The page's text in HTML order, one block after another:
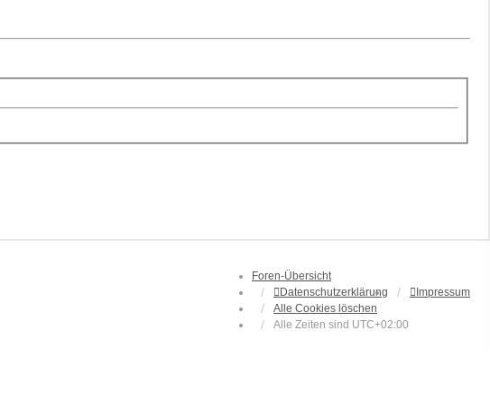
Foren-Übersicht
Datenschutzerklärung
Impressum
Alle Cookies löschen
Alle Zeiten sind UTC+02:00